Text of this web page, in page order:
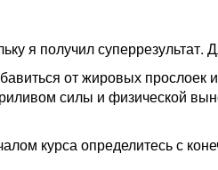
я получил
от жировых
силы и физической
курса определитесь с